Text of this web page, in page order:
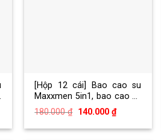
[Hộp 12 cái] Bao cao su
Maxxmen 5in1, bao cao su
siêu mỏng 0.03mm, chống
xuất tinh sớm kéo dài thời
gian
180.000₫ Giá
là:
140.000 ₫Giá
hiện
tại